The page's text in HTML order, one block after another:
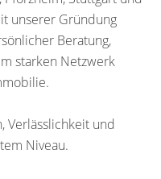
unserer Gründung
Beratung,
starken Netzwerk
Verlässlichkeit und
Niveau.